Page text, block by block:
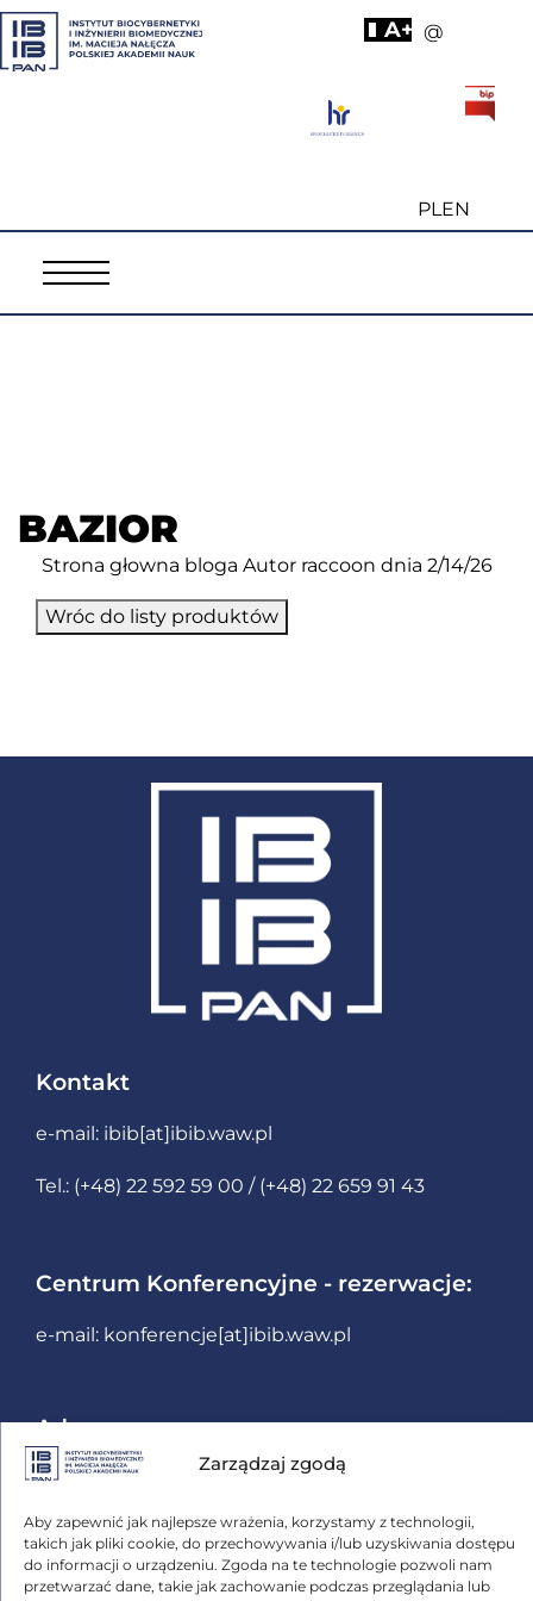
Zarządzaj zgodą
Aby zapewnić jak najlepsze wrażenia, korzystamy z technologii,
takich jak pliki cookie, do przechowywania i/lub uzyskiwania dostępu
do informacji o urządzeniu. Zgoda na te technologie pozwoli nam
przetwarzać dane, takie jak zachowanie podczas przeglądania lub
A+ @
PLEN
BAZIOR
Strona głowna bloga Autor raccoon dnia 2/14/26
Wróc do listy produktów
Adres
ul. Ks. Trojdena 4
Kontakt
e-mail: ibib[at]ibib.waw.pl
Tel.: (+48) 22 592 59 00 / (+48) 22 659 91 43
Centrum Konferencyjne - rezerwacje:
e-mail: konferencje[at]ibib.waw.pl
Kontakt